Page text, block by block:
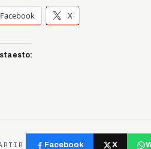
Facebook X
esto:
Facebook X